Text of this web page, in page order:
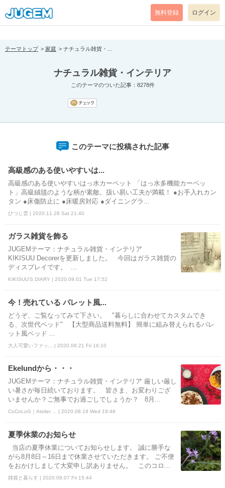
[pear_error: message="Success" code=0 mode=return level=notice
prefix="" info=""]
無料登録 ログイン
テーマトップ 家庭 ナチュラル雑貨・...
ナチュラル雑貨・インテリア
このテーマのついた記事：8278件
このテーマに投稿された記事
高級感のある使いやすいは...
高級感のある使いやすいはっ水カーペット 「はっ水多機能カーペッ
ト」高級絨毯のような柄が素敵。扱い易い工夫が満載！ ●お手入れカン
タン ●床傷防止に ●床暖房対応 ●ダイニングラ...
ひつじ雲 | 2020.11.28 Sat 21:40
ガラス雑貨を飾る
JUGEMテーマ：ナチュラル雑貨・インテリア
KIKISUU Decorerを更新しました。 今回はガラス雑貨の
ディスプレイです。 ...
KIKISUU'S DIARY | 2020.09.01 Tue 17:52
今！売れている パレット風...
どうぞ、ご覧なってみて下さい。 "暮らしに合わせてカスタムでき
る、次世代ベッド" 【大型商品送料無料】 簡単に組み替えられるパレ
ット風ベッド ...
大人可愛いファッ... | 2020.08.21 Fri 16:10
Ekelundから・・・
JUGEMテーマ：ナチュラル雑貨・インテリア 厳しい厳し
い暑さが毎日続いております。 皆さま、お変わりござ
いませんか？ご無事でお過ごしでしょうか？ 8月...
CoCoLoG｜Atelier ... | 2020.08.19 Wed 19:48
夏季休業のお知らせ
当店の夏季休業についてお知らせします。 誠に勝手な
がら8月8日～16日まで休業させていただきます。 ご不便
をおかけしまして大変申し訳ありません。 このコロ...
雑貨と暮らす | 2020.08.07 Fri 15:44